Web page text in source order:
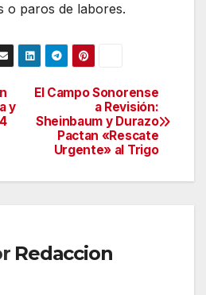
o paros de labores.
El Campo Sonorense
a Revisión:
Sheinbaum y Durazo
Pactan «Rescate
Urgente» al Trigo
y
Redaccion